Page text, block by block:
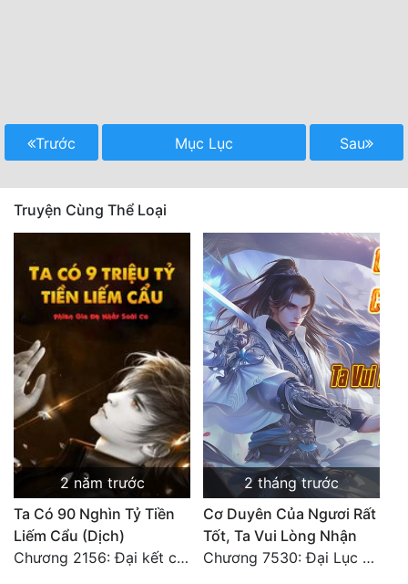
Trước Mục Lục Sau
Truyện Cùng Thể Loại
2 năm trước
Ta Có 90 Nghìn Tỷ Tiền
Liếm Cẩu (Dịch)
Chương 2156: Đại kết cục!!!
2 tháng trước
Cơ Duyên Của Ngươi Rất
Tốt, Ta Vui Lòng Nhận
Chương 7530: Đại Lục Khởi Nguyên – Kiến Thành 71